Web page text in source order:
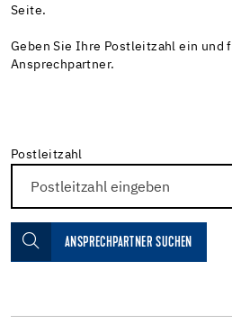
Seite.
Geben Sie Ihre Postleitzahl ein und
Ansprechpartner.
Postleitzahl
ANSPRECHPARTNER SUCHEN